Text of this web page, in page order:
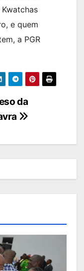
e quem
a PGR
da